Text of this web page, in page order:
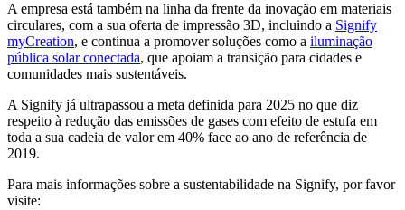
A empresa está também na linha da frente da inovação em materiais
circulares, com a sua oferta de impressão 3D, incluindo a Signify
myCreation, e continua a promover soluções como a iluminação
pública solar conectada, que apoiam a transição para cidades e
comunidades mais sustentáveis.
A Signify já ultrapassou a meta definida para 2025 no que diz
respeito à redução das emissões de gases com efeito de estufa em
toda a sua cadeia de valor em 40% face ao ano de referência de
2019.
Para mais informações sobre a sustentabilidade na Signify, por favor
visite: